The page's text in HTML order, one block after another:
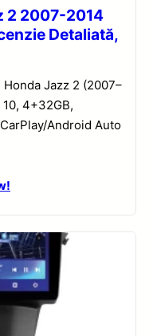
2 2007-2014
Detaliată,
Jazz 2 (2007–
4+32GB,
Android Auto